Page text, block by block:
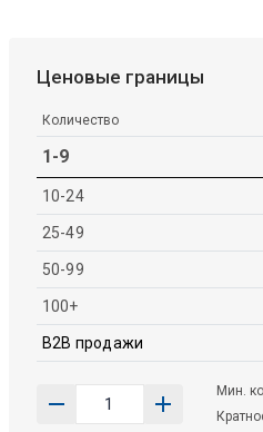
Ценовые границы
Количество
1-9
10-24
25-49
50-99
100+
B2B продажи
Мин.